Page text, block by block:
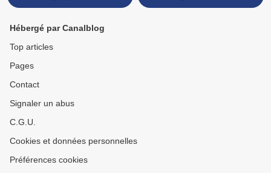
Hébergé par Canalblog
Top articles
Pages
Contact
Signaler un abus
C.G.U.
Cookies et données personnelles
Préférences cookies